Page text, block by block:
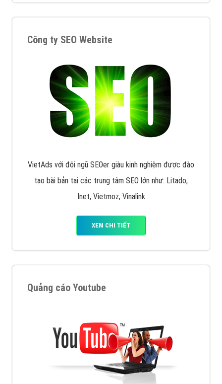
Công ty SEO Website
VietAds với đội ngũ SEOer giàu kinh nghiệm được đào
tạo bài bản tại các trung tâm SEO lớn như: Litado,
Inet, Vietmoz, Vinalink
XEM CHI TIẾT
Quảng cáo Youtube